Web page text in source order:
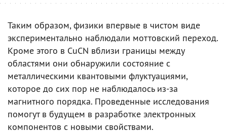
Таким образом, физики впервые в чистом виде
экспериментально наблюдали моттовский переход.
Кроме этого в CuCN вблизи границы между
областями они обнаружили состояние с
металлическими квантовыми флуктуациями,
которое до сих пор не наблюдалось из-за
магнитного порядка. Проведенные исследования
помогут в будущем в разработке электронных
компонентов с новыми свойствами.